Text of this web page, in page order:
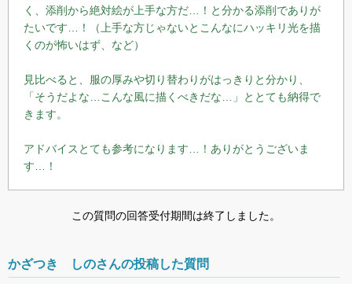
く、添削から絶対絵が上手な方だ…！と分かる添削でありが
たいです…！（上手な方じゃないとこんなにハッキリ光を描
くのが怖いはず、など）
見比べると、服の厚みや切り替わりがはっきりと分かり、
「そうだよな…こんな風に描くべきだな…」ととても納得で
きます。
アドバイスとても参考になります…！ありがとうございま
す…！
この質問の回答受付期間は終了しました。
かざつき しのさんの投稿した質問